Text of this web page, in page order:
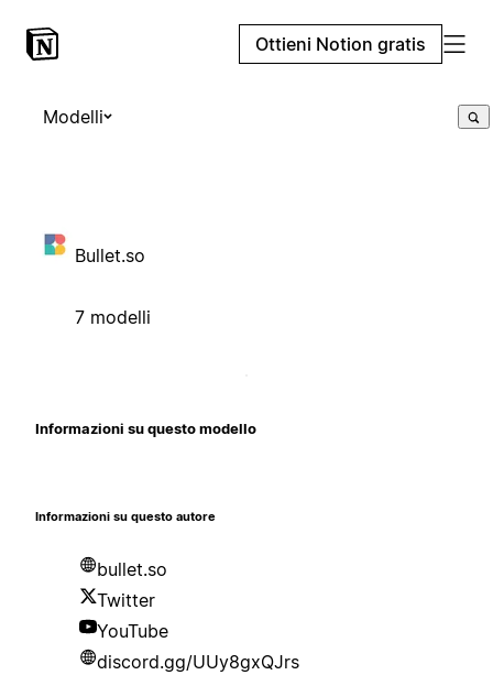
Ottieni Notion gratis
Modelli
Bullet.so
7 modelli
Informazioni su questo modello
Informazioni su questo autore
bullet.so
Twitter
YouTube
discord.gg/UUy8gxQJrs